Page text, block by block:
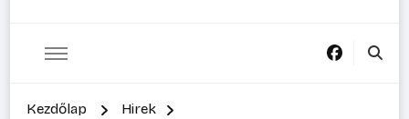
Kezdőlap Hirek